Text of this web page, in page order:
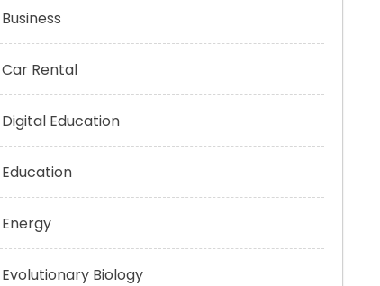
Business
Car Rental
Digital Education
Education
Energy
Evolutionary Biology